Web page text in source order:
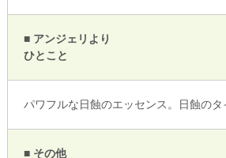
■ アンジェリより
ひとこと
パワフルな日蝕のエッセンス。日蝕のタ
■ その他